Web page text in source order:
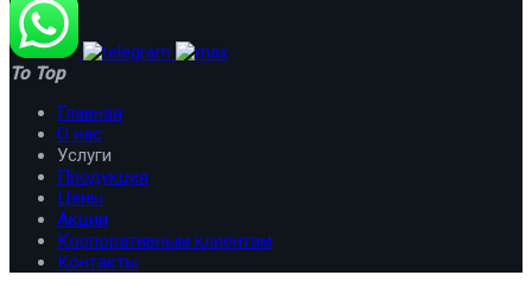
To Top
Главная
О нас
Услуги
Продукция
Цены
Акции
Корпоративным клиентам
Контакты